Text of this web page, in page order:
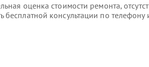
оценка стоимости ремонта,
консультации по телефону